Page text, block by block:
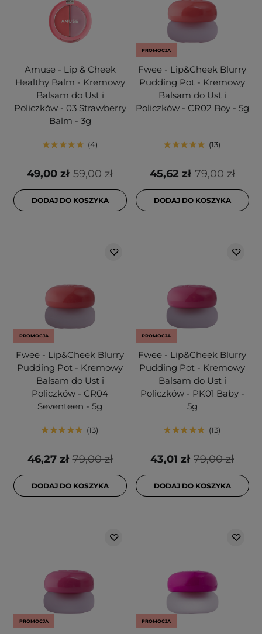
Amuse - Lip & Cheek
Healthy Balm - Kremowy
Balsam do Ust i
Policzków - 03 Strawberry
Balm - 3g
4
59,00 zł
49,00 zł
DODAJ DO KOSZYKA
PROMOCJA
Fwee - Lip&Cheek Blurry
Pudding Pot - Kremowy
Balsam do Ust i
Policzków - CR02 Boy - 5g
13
79,00 zł
45,62 zł
DODAJ DO KOSZYKA
PROMOCJA
Fwee - Lip&Cheek Blurry
Pudding Pot - Kremowy
Balsam do Ust i
Policzków - CR04
Seventeen - 5g
13
79,00 zł
46,27 zł
DODAJ DO KOSZYKA
PROMOCJA
Fwee - Lip&Cheek Blurry
Pudding Pot - Kremowy
Balsam do Ust i
Policzków - PK01 Baby -
5g
13
79,00 zł
43,01 zł
DODAJ DO KOSZYKA
PROMOCJA PROMOCJA